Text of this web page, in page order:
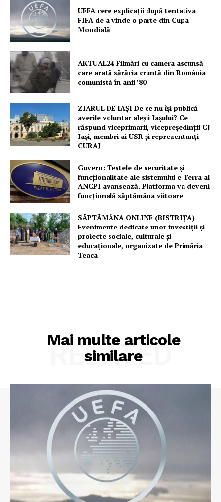
Rețea
Contact
UEFA cere explicații după tentativa
FIFA de a vinde o parte din Cupa
Mondială
AKTUAL24 Filmări cu camera ascunsă
care arată sărăcia cruntă din România
comunistă în anii ’80
ZIARUL DE IAȘI De ce nu își publică
averile voluntar aleșii Iașului? Ce
răspund viceprimarii, vicepreședinții CJ
Iași, membri ai USR și reprezentanți
CURAJ
Guvern: Testele de securitate și
funcționalitate ale sistemului e-Terra al
ANCPI avansează. Platforma va deveni
funcțională săptămâna viitoare
SĂPTĂMÂNA ONLINE (BISTRIȚA)
Evenimente dedicate unor investiții și
proiecte sociale, culturale și
educaționale, organizate de Primăria
Teaca
Mai multe articole
similare
RELATED